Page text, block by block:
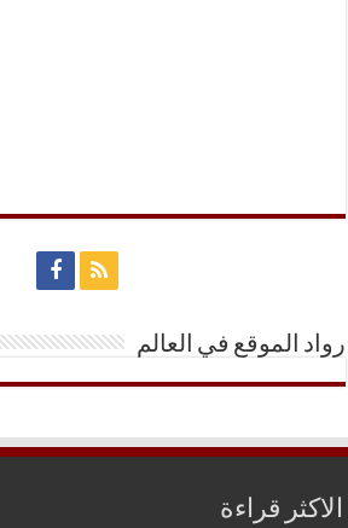
رواد الموقع في العالم
الاكثر قراءة